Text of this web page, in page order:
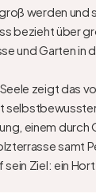
werden und
bezieht über
und Garten in
zeigt das
einem
samt
Ziel: ein